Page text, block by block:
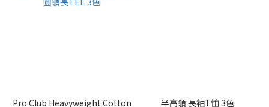
Pro Club Heavyweight Cotton 半高領 長袖T恤 3色